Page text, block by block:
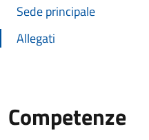
Sede principale
Allegati
Competenze